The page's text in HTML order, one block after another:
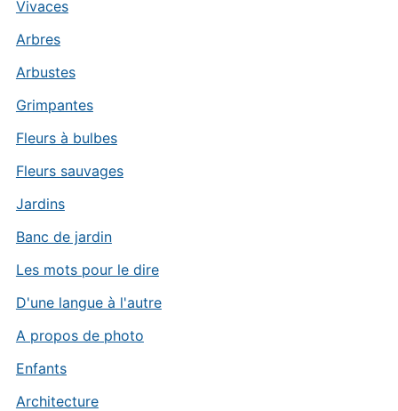
Vivaces
Arbres
Arbustes
Grimpantes
Fleurs à bulbes
Fleurs sauvages
Jardins
Banc de jardin
Les mots pour le dire
D'une langue à l'autre
A propos de photo
Enfants
Architecture